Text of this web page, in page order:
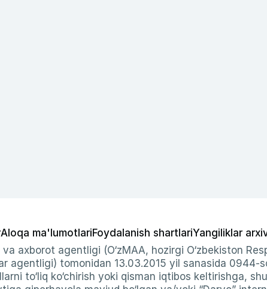
Aloqa ma'lumotlariFoydalanish shartlariYangiliklar
axborot agentligi (O‘zMAA, hozirgi O‘zbekiston
agentligi) tomonidan 13.03.2015 yil sanasida 0944-
to‘liq ko‘chirish yoki qisman iqtibos keltirishga,